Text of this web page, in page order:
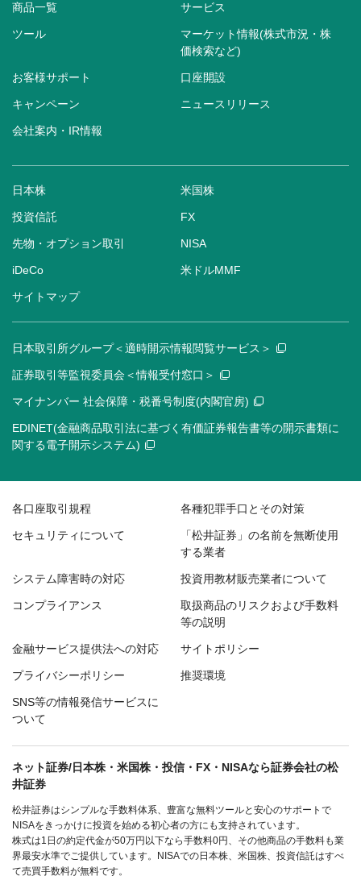
商品一覧 サービス
ツール
マーケット情報(株式市況・株
価検索など)
お客様サポート 口座開設
キャンペーン ニュースリリース
会社案内・IR情報
日本株 米国株
投資信託 FX
先物・オプション取引 NISA
iDeCo 米ドルMMF
サイトマップ
日本取引所グループ＜適時開示情報閲覧サービス＞
証券取引等監視委員会＜情報受付窓口＞
マイナンバー 社会保障・税番号制度(内閣官房)
EDINET(金融商品取引法に基づく有価証券報告書等の開示書類に
関する電子開示システム)
各口座取引規程 各種犯罪手口とその対策
セキュリティについて
「松井証券」の名前を無断使用
する業者
システム障害時の対応 投資用教材販売業者について
コンプライアンス
取扱商品のリスクおよび手数料
等の説明
金融サービス提供法への対応 サイトポリシー
プライバシーポリシー 推奨環境
SNS等の情報発信サービスに
ついて
ネット証券/日本株・米国株・投信・FX・NISAなら証券会社の松
井証券
松井証券はシンプルな手数料体系、豊富な無料ツールと安心のサポートで
NISAをきっかけに投資を始める初心者の方にも支持されています。
株式は1日の約定代金が50万円以下なら手数料0円、その他商品の手数料も業
界最安水準でご提供しています。NISAでの日本株、米国株、投資信託はすべ
て売買手数料が無料です。